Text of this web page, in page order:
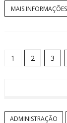
MAIS
1 2 3
ADMINISTRAÇÃO